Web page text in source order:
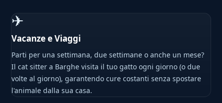
✈
Vacanze e Viaggi
Parti per una settimana, due settimane o anche un mese?
Il cat sitter a Barghe visita il tuo gatto ogni giorno (o due
volte al giorno), garantendo cure costanti senza spostare
l'animale dalla sua casa.